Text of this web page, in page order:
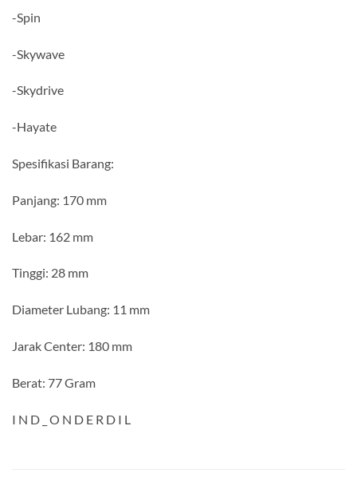
-Spin
-Skywave
-Skydrive
-Hayate
Spesifikasi Barang:
Panjang: 170 mm
Lebar: 162 mm
Tinggi: 28 mm
Diameter Lubang: 11 mm
Jarak Center: 180 mm
Berat: 77 Gram
I N D _ O N D E R D I L